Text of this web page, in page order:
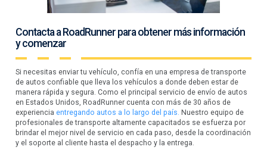
Contacta a RoadRunner para obtener más información
y comenzar
Si necesitas enviar tu vehículo, confía en una empresa de transporte
de autos confiable que lleva los vehículos a donde deben estar de
manera rápida y segura. Como el principal servicio de envío de autos
en Estados Unidos, RoadRunner cuenta con más de 30 años de
experienciaentregando autos a lo largo del país. Nuestro equipo de
profesionales de transporte altamente capacitados se esfuerza por
brindar el mejor nivel de servicio en cada paso, desde la coordinación
y el soporte al cliente hasta el despacho y la entrega.